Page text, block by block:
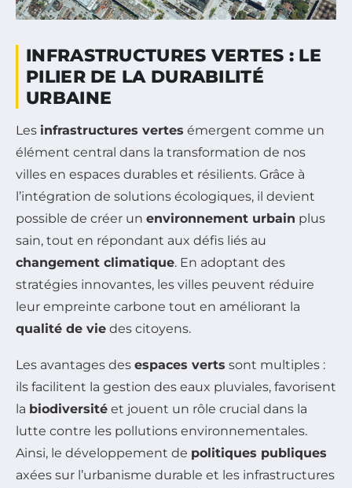
INFRASTRUCTURES VERTES : LE
PILIER DE LA DURABILITÉ
URBAINE
Les infrastructures vertes émergent comme un
élément central dans la transformation de nos
villes en espaces durables et résilients. Grâce à
l’intégration de solutions écologiques, il devient
possible de créer un environnement urbain plus
sain, tout en répondant aux défis liés au
changement climatique. En adoptant des
stratégies innovantes, les villes peuvent réduire
leur empreinte carbone tout en améliorant la
qualité de vie des citoyens.
Les avantages des espaces verts sont multiples :
ils facilitent la gestion des eaux pluviales, favorisent
la biodiversité et jouent un rôle crucial dans la
lutte contre les pollutions environnementales.
Ainsi, le développement de politiques publiques
axées sur l’urbanisme durable et les infrastructures